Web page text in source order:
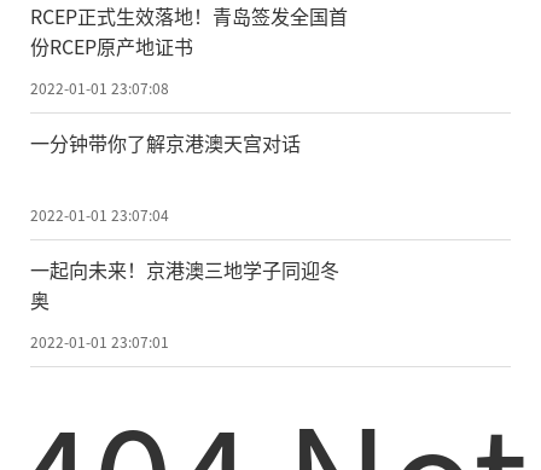
RCEP正式生效落地！青岛签发全国首
份RCEP原产地证书
2022-01-01 23:07:08
一分钟带你了解京港澳天宫对话
2022-01-01 23:07:04
一起向未来！京港澳三地学子同迎冬
奥
2022-01-01 23:07:01